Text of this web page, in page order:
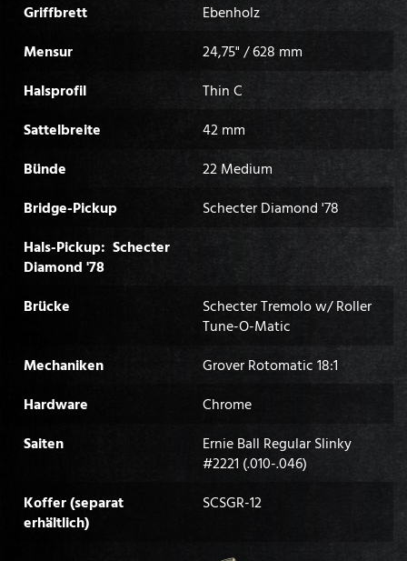
Griffbrett
Ebenholz
Mensur
24,75" / 628 mm
Halsprofil
Thin C
Sattelbreite
42 mm
Bünde
22 Medium
Bridge-Pickup
Schecter Diamond '78
Hals-Pickup: Schecter
Diamond '78
Brücke
Schecter Tremolo w/ Roller
Tune-O-Matic
Mechaniken
Grover Rotomatic 18:1
Hardware
Chrome
Saiten
Ernie Ball Regular Slinky
#2221 (.010-.046)
Koffer (separat
erhältlich)
SCSGR-12